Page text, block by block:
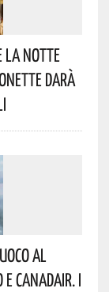
La Notte
Darà
Al
Canadair. I